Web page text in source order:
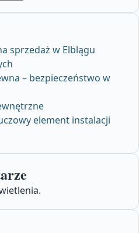
sprzedaż w Elblągu
– bezpieczeństwo w
element instalacji